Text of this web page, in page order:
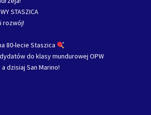
STASZICA
rozwój!
80-lecie Staszica
do klasy mundurowej OPW
dzisiaj San Marino!